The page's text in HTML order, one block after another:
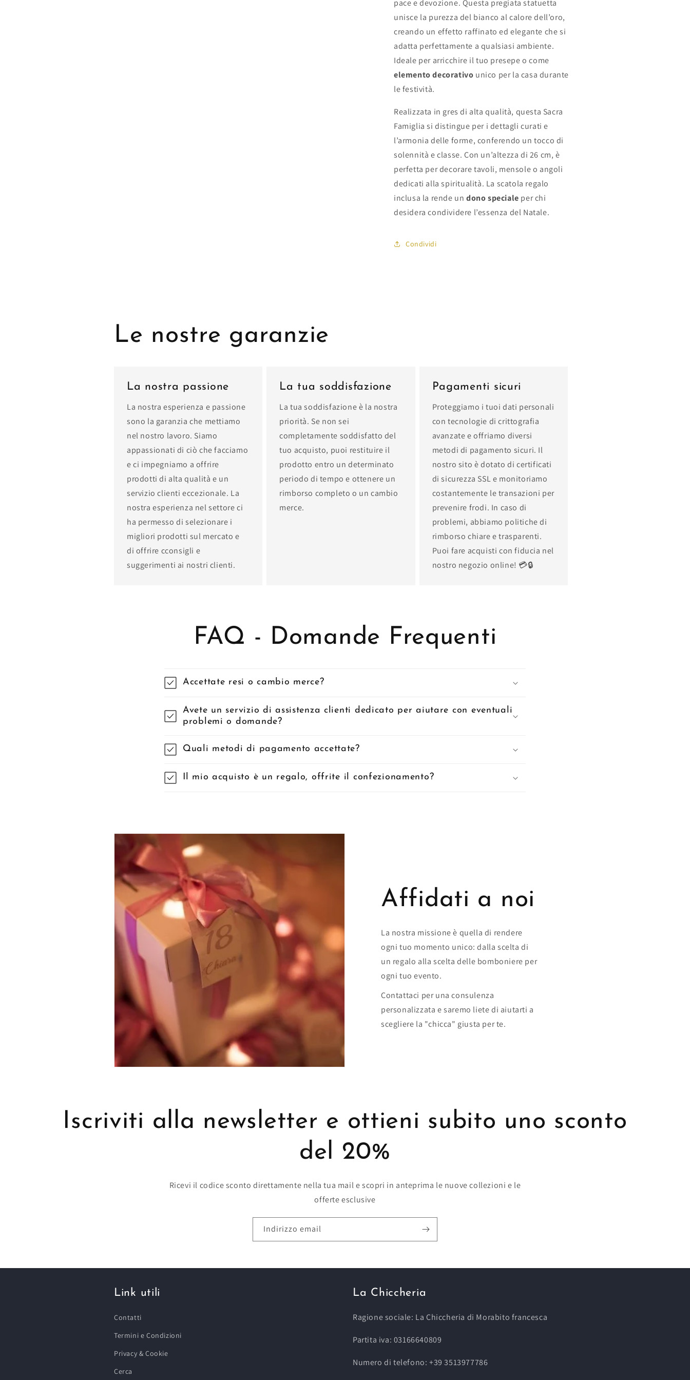
cm
cm
pace e devozione. Questa pregiata statuetta
unisce la purezza del bianco al calore dell’oro,
creando un effetto raffinato ed elegante che si
adatta perfettamente a qualsiasi ambiente.
Ideale per arricchire il tuo presepe o come
elemento decorativo unico per la casa durante
le festività.
Realizzata in gres di alta qualità, questa Sacra
Famiglia si distingue per i dettagli curati e
l’armonia delle forme, conferendo un tocco di
solennità e classe. Con un’altezza di 26 cm, è
perfetta per decorare tavoli, mensole o angoli
dedicati alla spiritualità. La scatola regalo
inclusa la rende un dono speciale per chi
desidera condividere l’essenza del Natale.
Condividi
Le nostre garanzie
La nostra passione
La nostra esperienza e passione
sono la garanzia che mettiamo
nel nostro lavoro. Siamo
appassionati di ciò che facciamo
e ci impegniamo a offrire
prodotti di alta qualità e un
servizio clienti eccezionale. La
nostra esperienza nel settore ci
ha permesso di selezionare i
migliori prodotti sul mercato e
di offrire cconsigli e
suggerimenti ai nostri clienti.
La tua soddisfazione
La tua soddisfazione è la nostra
priorità. Se non sei
completamente soddisfatto del
tuo acquisto, puoi restituire il
prodotto entro un determinato
periodo di tempo e ottenere un
rimborso completo o un cambio
merce.
Pagamenti sicuri
Proteggiamo i tuoi dati personali
con tecnologie di crittografia
avanzate e offriamo diversi
metodi di pagamento sicuri. Il
nostro sito è dotato di certificati
di sicurezza SSL e monitoriamo
costantemente le transazioni per
prevenire frodi. In caso di
problemi, abbiamo politiche di
rimborso chiare e trasparenti.
Puoi fare acquisti con fiducia nel
nostro negozio online! 💳🔒
FAQ - Domande Frequenti
Accettate resi o cambio merce?
Avete un servizio di assistenza clienti dedicato per aiutare con eventuali
problemi o domande?
Quali metodi di pagamento accettate?
Il mio acquisto è un regalo, offrite il confezionamento?
Affidati a noi
La nostra missione è quella di rendere
ogni tuo momento unico: dalla scelta di
un regalo alla scelta delle bomboniere per
ogni tuo evento.
Contattaci per una consulenza
personalizzata e saremo liete di aiutarti a
scegliere la "chicca" giusta per te.
Iscriviti alla newsletter e ottieni subito uno sconto
del 20%
Ricevi il codice sconto direttamente nella tua mail e scopri in anteprima le nuove collezioni e le
offerte esclusive
Indirizzo email
Link utili
Contatti
Termini e Condizioni
Privacy & Cookie
Cerca
La Chiccheria
Ragione sociale: La Chiccheria di Morabito francesca
Partita iva: 03166640809
Numero di telefono: +39 3513977786